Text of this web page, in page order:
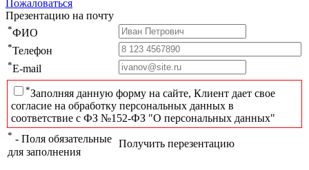
Пожаловаться
Презентацию на почту
*ФИО
*Телефон
*E-mail
*Заполняя данную форму на сайте, Клиент дает свое
согласие на обработку персональных данных в
соответствие с ФЗ №152-ФЗ "О персональных данных"
* - Поля обязательные
для заполнения
Получить перезентацию